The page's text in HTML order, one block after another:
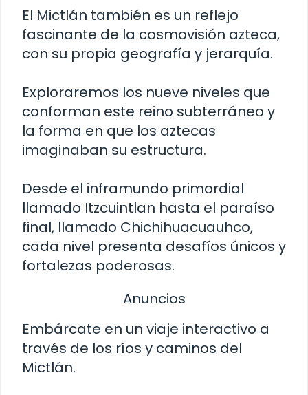
El Mictlán también es un reflejo
fascinante de la cosmovisión azteca,
con su propia geografía y jerarquía.
Exploraremos los nueve niveles que
conforman este reino subterráneo y
la forma en que los aztecas
imaginaban su estructura.
Desde el inframundo primordial
llamado Itzcuintlan hasta el paraíso
final, llamado Chichihuacuauhco,
cada nivel presenta desafíos únicos y
fortalezas poderosas.
Anuncios
Embárcate en un viaje interactivo a
través de los ríos y caminos del
Mictlán.